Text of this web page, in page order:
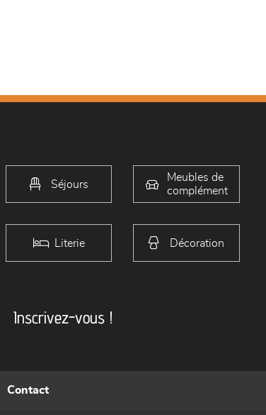
Séjours
Meubles de
complément
Literie Décoration
Inscrivez-vous !
Contact